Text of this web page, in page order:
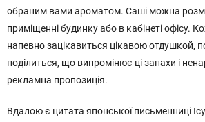
обраним вами ароматом. Саші можна
приміщенні будинку або в кабінеті офісу.
напевно зацікавиться цікавою отдушкой,
поділиться, що випромінює ці запахи і
рекламна пропозиція.
Вдалою є цитата японської письменниці